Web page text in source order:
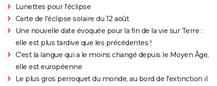
Lunettes pour l'éclipse
Carte de l'éclipse solaire du 12 août
Une nouvelle date évoquée pour la fin de la vie sur Terre :
elle est plus tardive que les précédentes !
C'est la langue qui a le moins changé depuis le Moyen Âge,
elle est européenne
Le plus gros perroquet du monde, au bord de l'extinction il